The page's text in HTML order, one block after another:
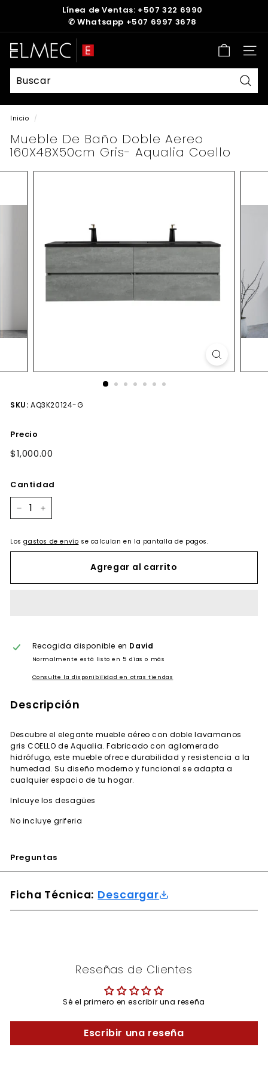
diapositivas
pausa
Línea de Ventas: +507 322 6990
✆ Whatsapp +507 6997 3678
E
L
M
E
C
Inicio /
Mueble De Baño Doble Aereo
160X48X50cm Gris- Aqualia Coello
SKU: AQ3K20124-G
Precio
Precio
$1,000.00
Cantidad
Losgastos de envío se calculan en la pantalla de pagos.
Agregar al carrito
Recogida disponible en David
Normalmente está listo en 5 días o más
Consulte la disponibilidad en otras tiendas
Descripción
Descubre el elegante mueble aéreo con doble lavamanos
gris COELLO de Aqualia. Fabricado con aglomerado
hidrófugo, este mueble ofrece durabilidad y resistencia a la
humedad. Su diseño moderno y funcional se adapta a
cualquier espacio de tu hogar.
Inlcuye los desagües
No incluye griferia
Preguntas
Ficha Técnica: Descargar
Reseñas de Clientes
Sé el primero en escribir una reseña
Escribir una reseña